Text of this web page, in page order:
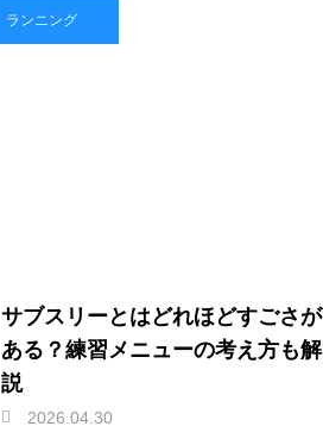
ランニング
サブスリーとはどれほどすごさが
ある？練習メニューの考え方も解
説
2026.04.30